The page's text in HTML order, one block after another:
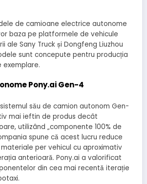
de camioane electrice autonome
baza pe platformele de vehicule
ale Sany Truck și Dongfeng Liuzhou
sunt concepute pentru producția
exemplare.
Pony.ai Gen-4
său de camion autonom Gen-
mai ieftin de produs decât
utilizând „componente 100% de
spune că acest lucru reduce
per vehicul cu aproximativ
anterioară. Pony.ai a valorificat
din cea mai recentă iterație